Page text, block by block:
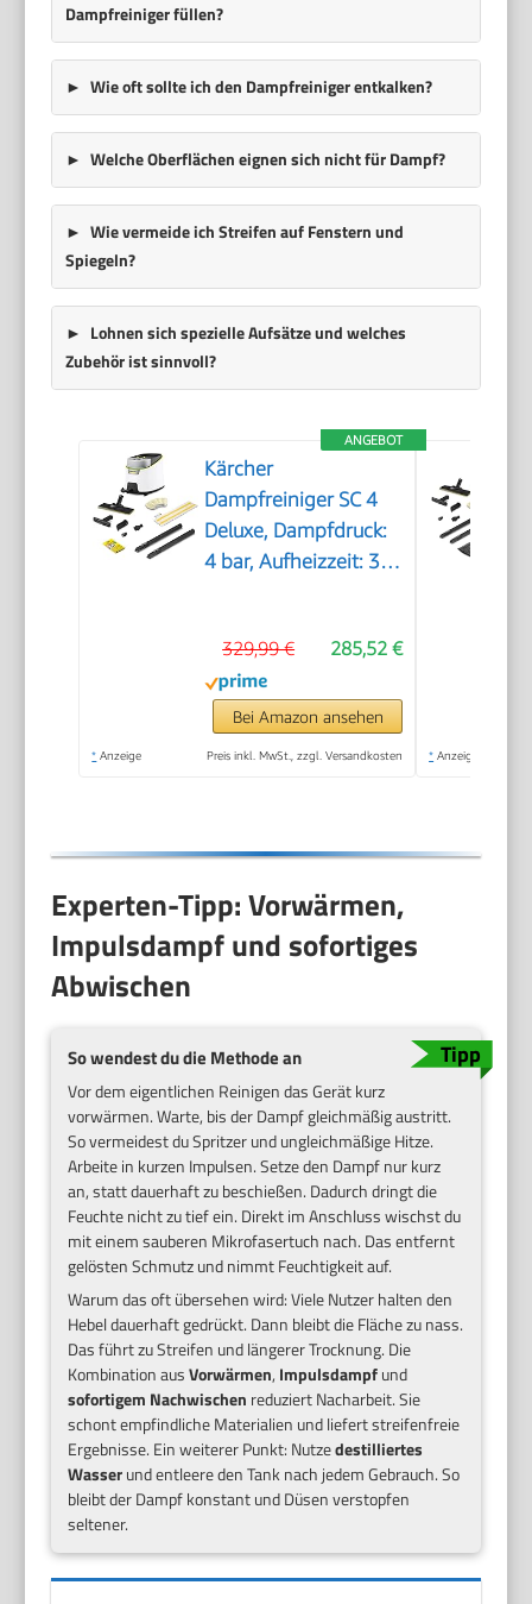
Dampfreiniger füllen?
Wie oft sollte ich den Dampfreiniger entkalken?
Welche Oberflächen eignen sich nicht für Dampf?
Wie vermeide ich Streifen auf Fenstern und
Spiegeln?
Lohnen sich spezielle Aufsätze und welches
Zubehör ist sinnvoll?
ANGEBOT
Kärcher
Dampfreiniger SC 4
Deluxe, Dampfdruck:
4 bar, Aufheizzeit: 3
inkl.
Bodenreinigungsset
EasyFix, Düsen,
Mikrofaser-Überzug
285,52 €
329,99 €
Bei Amazon ansehen
* Anzeige Preis inkl. MwSt., zzgl. Versandkosten * Anzeige
Experten-Tipp: Vorwärmen,
Impulsdampf und sofortiges
Abwischen
So wendest du die Methode an
Vor dem eigentlichen Reinigen das Gerät kurz
vorwärmen. Warte, bis der Dampf gleichmäßig austritt.
So vermeidest du Spritzer und ungleichmäßige Hitze.
Arbeite in kurzen Impulsen. Setze den Dampf nur kurz
an, statt dauerhaft zu beschießen. Dadurch dringt die
Feuchte nicht zu tief ein. Direkt im Anschluss wischst du
mit einem sauberen Mikrofasertuch nach. Das entfernt
gelösten Schmutz und nimmt Feuchtigkeit auf.
Warum das oft übersehen wird: Viele Nutzer halten den
Hebel dauerhaft gedrückt. Dann bleibt die Fläche zu nass.
Das führt zu Streifen und längerer Trocknung. Die
Kombination ausVorwärmen, Impulsdampfund
sofortigem Nachwischen reduziert Nacharbeit. Sie
schont empfindliche Materialien und liefert streifenfreie
Ergebnisse. Ein weiterer Punkt: Nutzedestilliertes
Wasserund entleere den Tank nach jedem Gebrauch. So
bleibt der Dampf konstant und Düsen verstopfen
seltener.